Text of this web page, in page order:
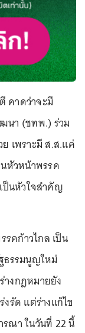
คาดว่าจะมี
นา (ชทพ.) ร่วม
เพราะมี ส.ส.แค่
หัวหน้าพรรค
ป็นหัวใจสำคัญ
คก้าวไกล เป็น
ธรรมนูญใหม่
างกฎหมายยัง
งรัด แต่ร่างแก้ไข
ณา ในวันที่ 22 นี้